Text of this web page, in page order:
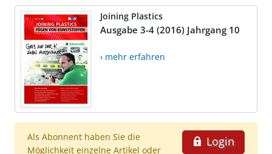
Joining Plastics
Ausgabe 3-4 (2016) Jahrgang 10
› mehr erfahren
Login
Als Abonnent haben Sie die
Möglichkeit einzelne Artikel oder